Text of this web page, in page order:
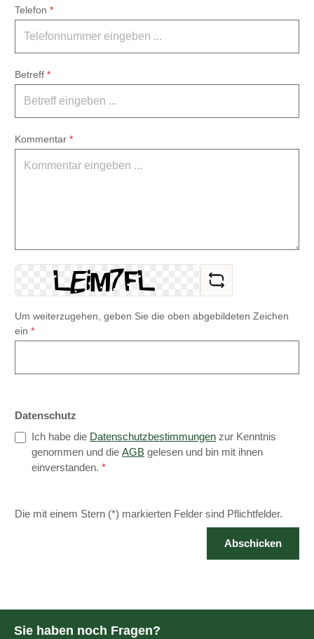
Telefon *
Betreff *
Kommentar *
Um weiterzugehen, geben Sie die oben abgebildeten Zeichen
ein *
Datenschutz
Ich habe die Datenschutzbestimmungen zur Kenntnis
genommen und die AGB gelesen und bin mit ihnen
einverstanden. *
Die mit einem Stern (*) markierten Felder sind Pflichtfelder.
Abschicken
Sie haben noch Fragen?